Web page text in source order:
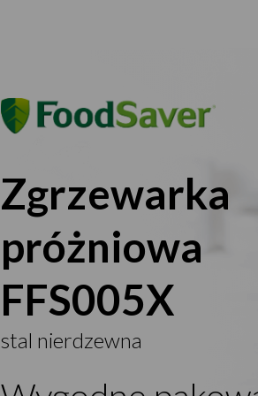
Zgrzewarka
próżniowa
FFS005X
stal nierdzewna